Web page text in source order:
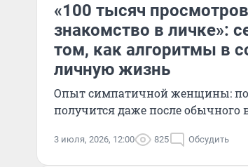
«100 тысяч
знакомство в личке»:
том, как алгоритмы в
личную жизнь
Опыт симпатичной женщины:
получится даже после обычного
3 июля, 2026, 12:00 825 Обсудить